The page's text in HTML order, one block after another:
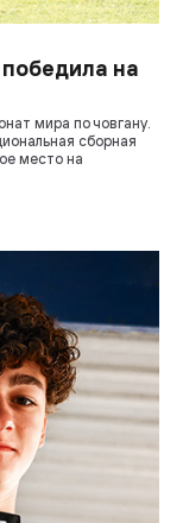
на
мира по човгану.
сборная
место на